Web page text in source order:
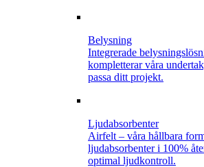
Belysning
Integrerade
kompletterar våra
passa ditt projekt.
Ljudabsorbenter
Airfelt – våra hållbara
ljudabsorbenter i 100%
optimal ljudkontroll.